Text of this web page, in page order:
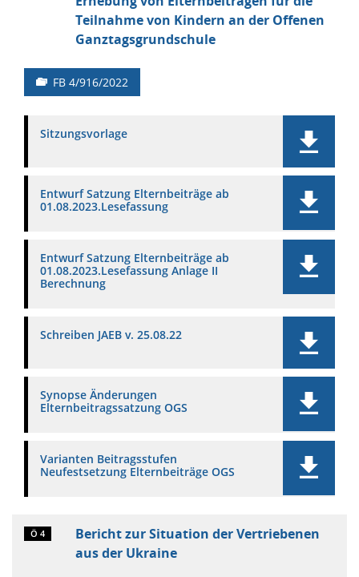
Teilnahme von Kindern an der Offenen
Ganztagsgrundschule
FB 4/916/2022
Sitzungsvorlage
Entwurf Satzung Elternbeiträge ab
01.08.2023.Lesefassung
Entwurf Satzung Elternbeiträge ab
01.08.2023.Lesefassung Anlage II
Berechnung
Schreiben JAEB v. 25.08.22
Synopse Änderungen
Elternbeitragssatzung OGS
Varianten Beitragsstufen
Neufestsetzung Elternbeiträge OGS
Ö 4
Bericht zur Situation der Vertriebenen
aus der Ukraine